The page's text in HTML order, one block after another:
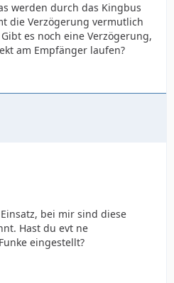
werden durch das Kingbus
die Verzögerung vermutlich
es noch eine Verzögerung,
am Empfänger laufen?
bei mir sind diese
Hast du evt ne
eingestellt?